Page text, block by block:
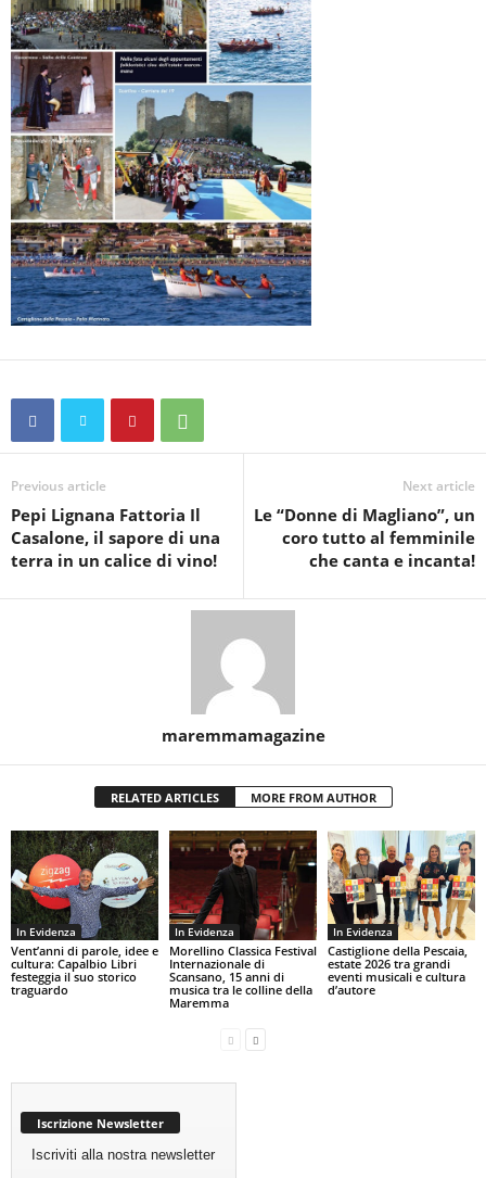
Previous article
Pepi Lignana Fattoria Il
Casalone, il sapore di una
terra in un calice di vino!
Next article
Le “Donne di Magliano”, un
coro tutto al femminile
che canta e incanta!
maremmamagazine
RELATED ARTICLES MORE FROM AUTHOR
In Evidenza
Vent’anni di parole, idee e
cultura: Capalbio Libri
festeggia il suo storico
traguardo
In Evidenza
Morellino Classica Festival
Internazionale di
Scansano, 15 anni di
musica tra le colline della
Maremma
In Evidenza
Castiglione della Pescaia,
estate 2026 tra grandi
eventi musicali e cultura
d’autore
Iscrizione Newsletter
Iscriviti alla nostra newsletter